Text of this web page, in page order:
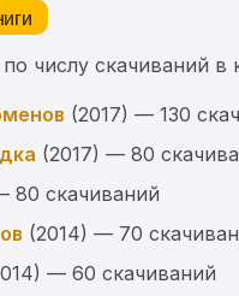
числу скачиваний в
(2017) — 130
(2017) — 80
80 скачиваний
(2014) — 70
— 60 скачиваний